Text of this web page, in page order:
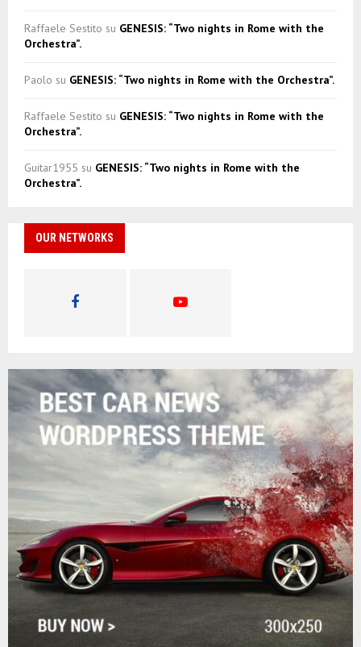
Raffaele Sestito su GENESIS: “Two nights in Rome with the
Orchestra”.
Paolo su GENESIS: “Two nights in Rome with the Orchestra”.
Raffaele Sestito su GENESIS: “Two nights in Rome with the
Orchestra”.
Guitar1955 su GENESIS: “Two nights in Rome with the
Orchestra”.
OUR NETWORKS